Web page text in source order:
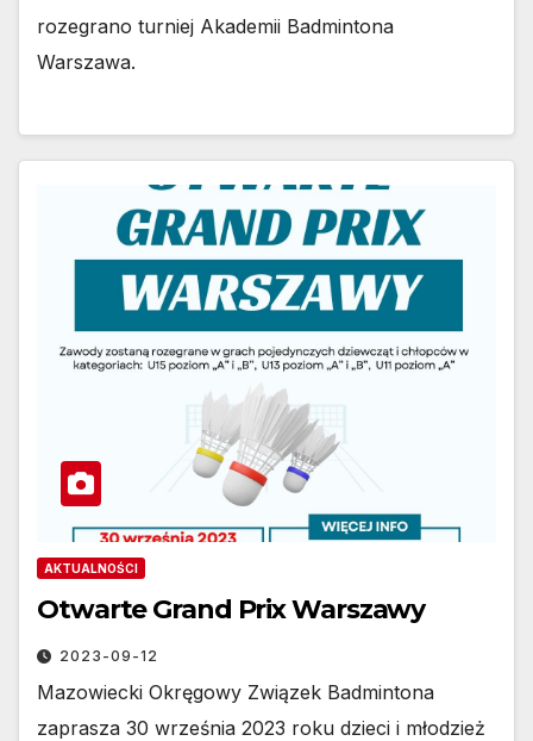
rozegrano turniej Akademii Badmintona
Warszawa.
AKTUALNOŚCI
Otwarte Grand Prix Warszawy
2023-09-12
Mazowiecki Okręgowy Związek Badmintona
zaprasza 30 września 2023 roku dzieci i młodzież